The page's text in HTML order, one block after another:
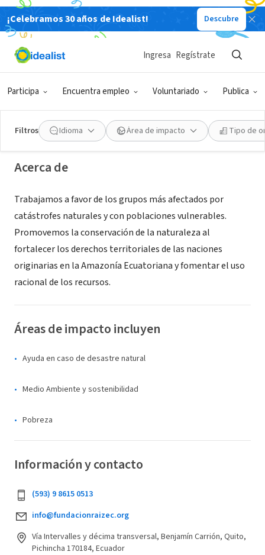
¡Celebramos 30 años de Idealist! Descubre
Participa Encuentra empleo Voluntariado Publica
Ingresa Regístrate
Filtros Idioma Área de impacto Tipo de
Fundación Raíz Ecuador
Quito, Pichincha, Ecuador www.fundacionraizec.org/
Acerca de
Trabajamos a favor de los grupos más afectados por
catástrofes naturales y con poblaciones vulnerables.
Promovemos la conservación de la naturaleza al
fortalecer los derechos territoriales de las naciones
originarias en la Amazonía Ecuatoriana y fomentar el uso
racional de los recursos.
Áreas de impacto incluyen
Ayuda en caso de desastre natural
Medio Ambiente y sostenibilidad
Pobreza
Información y contacto
(593) 9 8615 0513
info@fundacionraizec.org
Vía Intervalles y décima transversal, Benjamín Carrión, Quito,
Pichincha 170184, Ecuador